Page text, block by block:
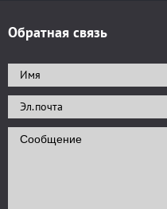
Обратная связь